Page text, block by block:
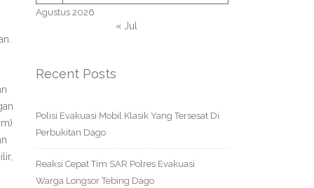
Agustus 2026
« Jul
Recent Posts
Polisi Evakuasi Mobil Klasik Yang Tersesat Di
Perbukitan Dago
Reaksi Cepat Tim SAR Polres Evakuasi
Warga Longsor Tebing Dago